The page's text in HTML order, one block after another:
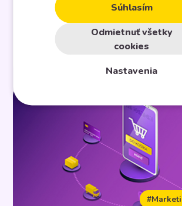
Linkbuilding je proces získavania
odkazov z iných webových stránok.
odkaz je spôsob, ako sa môžu
používajú odkazy na prehľadávanie
prehľadávať odkazy medzi všetkými
stránkami. Existuje mnoho techník na
odkazov a aj […]
Súhlasím
Odmietnuť všetky
cookies
Nastavenia